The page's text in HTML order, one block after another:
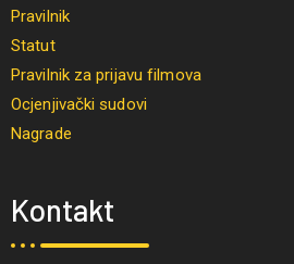
Pravilnik
Statut
Pravilnik za prijavu filmova
Ocjenjivački sudovi
Nagrade
Kontakt